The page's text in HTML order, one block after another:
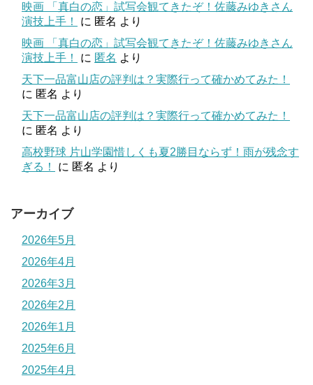
映画 「真白の恋」試写会観てきたぞ！佐藤みゆきさん
演技上手！
に 匿名 より
映画 「真白の恋」試写会観てきたぞ！佐藤みゆきさん
演技上手！
に 匿名 より
天下一品富山店の評判は？実際行って確かめてみた！
に 匿名 より
天下一品富山店の評判は？実際行って確かめてみた！
に 匿名 より
高校野球 片山学園惜しくも夏2勝目ならず！雨が残念す
ぎる！
に 匿名 より
アーカイブ
2026年5月
2026年4月
2026年3月
2026年2月
2026年1月
2025年6月
2025年4月